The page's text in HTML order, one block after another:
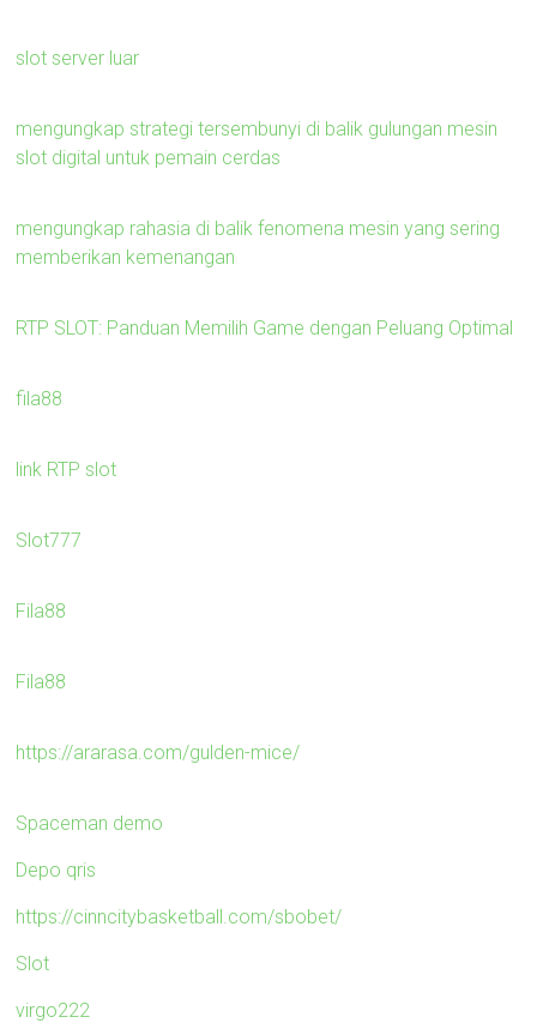
slot server luar
mengungkap strategi tersembunyi di balik gulungan mesin
slot digital untuk pemain cerdas
mengungkap rahasia di balik fenomena mesin yang sering
memberikan kemenangan
RTP SLOT: Panduan Memilih Game dengan Peluang Optimal
fila88
link RTP slot
Slot777
Fila88
Fila88
https://ararasa.com/gulden-mice/
Spaceman demo
Depo qris
https://cinncitybasketball.com/sbobet/
Slot
virgo222